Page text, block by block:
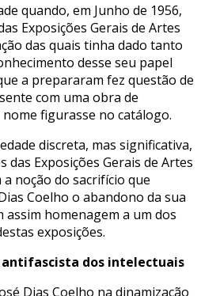
quando, em Junho de 1956,
Exposições Gerais de Artes
das quais tinha dado tanto
desse seu papel
a prepararam fez questão de
com uma obra de
figurasse no catálogo.
discreta, mas significativa,
Exposições Gerais de Artes
a noção do sacrifício que
Coelho o abandono da sua
homenagem a um dos
exposições.
dos intelectuais
Dias Coelho na dinamização